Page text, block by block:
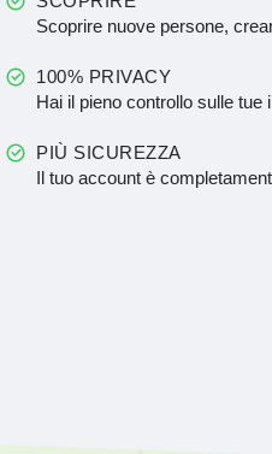
Scoprire nuove persone,
100% PRIVACY
Hai il pieno controllo sulle
PIÙ SICUREZZA
Il tuo account è